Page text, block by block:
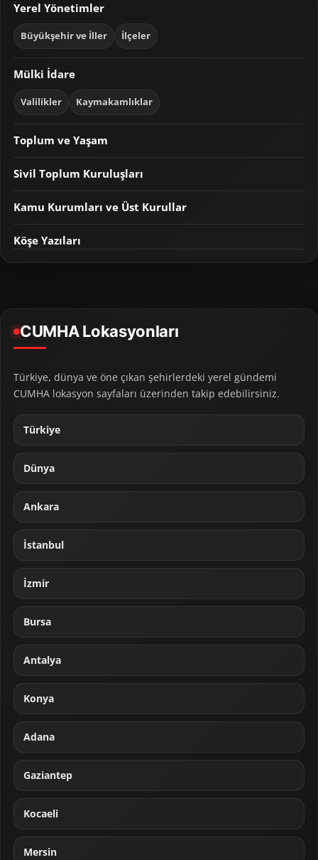
Yerel Yönetimler
Büyükşehir ve İller İlçeler
Mülki İdare
Valilikler Kaymakamlıklar
Toplum ve Yaşam
Sivil Toplum Kuruluşları
Kamu Kurumları ve Üst Kurullar
Köşe Yazıları
CUMHA Lokasyonları
Türkiye, dünya ve öne çıkan şehirlerdeki yerel gündemi
CUMHA lokasyon sayfaları üzerinden takip edebilirsiniz.
Türkiye
Dünya
Ankara
İstanbul
İzmir
Bursa
Antalya
Konya
Adana
Gaziantep
Kocaeli
Mersin